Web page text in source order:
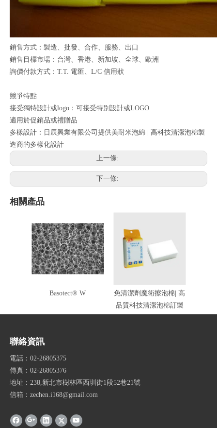
銷售方式：製造、批發、合作、服務、出口
銷售目標市場：台灣、香港、新加坡、全球、歐洲
詢價付款方式：T.T. 電匯、L/C 信用狀
競爭特點
接受獨特設計或logo：可接受特別設計或LOGO
適用於促銷品或禮贈品
多樣設計：日辰興業有限公司提供美耐米泡綿 | 高科技清潔泡棉製
造商的多樣化設計
上一條:
下一條:
相關產品
Basotect® W
免清潔劑魔術擦泡棉| 高
品質科技清潔泡棉訂製
聯絡資訊
電話：02-26805375
傳真：02-26805376
地址：238,新北市樹林區西圳街1段52巷21號
信箱：zechen.i168@gmail.com